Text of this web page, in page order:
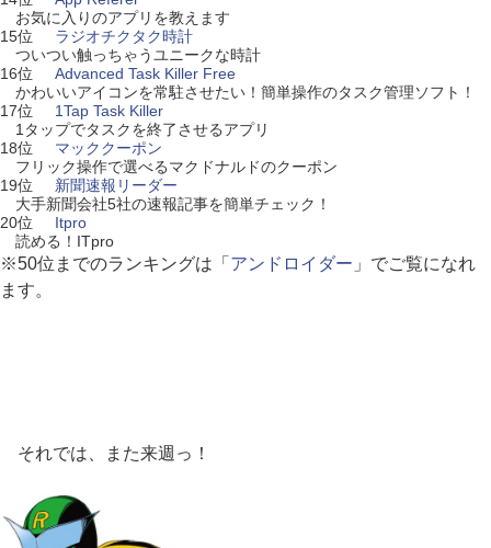
お気に入りのアプリを教えます
15位
ラジオチクタク時計
ついつい触っちゃうユニークな時計
16位
Advanced Task Killer Free
かわいいアイコンを常駐させたい！簡単操作のタスク管理ソフト！
17位
1Tap Task Killer
1タップでタスクを終了させるアプリ
18位
マッククーポン
フリック操作で選べるマクドナルドのクーポン
19位
新聞速報リーダー
大手新聞会社5社の速報記事を簡単チェック！
20位
Itpro
読める！ITpro
※50位までのランキングは「 アンドロイダー 」でご覧になれ
ます。
それでは、また来週っ！